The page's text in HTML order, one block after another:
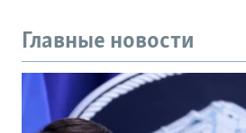
Главные новости